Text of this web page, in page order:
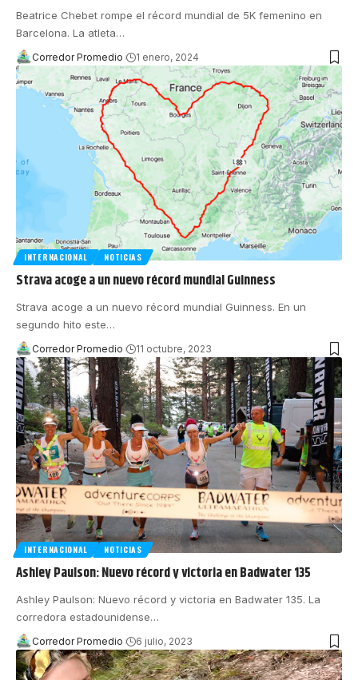
Beatrice Chebet rompe el récord mundial de 5K femenino en
Barcelona. La atleta…
Corredor Promedio 1 enero, 2024
INTERNACIONAL NOTICIAS
Strava acoge a un nuevo récord mundial Guinness
Strava acoge a un nuevo récord mundial Guinness. En un
segundo hito este…
Corredor Promedio 11 octubre, 2023
INTERNACIONAL NOTICIAS
Ashley Paulson: Nuevo récord y victoria en Badwater 135
Ashley Paulson: Nuevo récord y victoria en Badwater 135. La
corredora estadounidense…
Corredor Promedio 6 julio, 2023